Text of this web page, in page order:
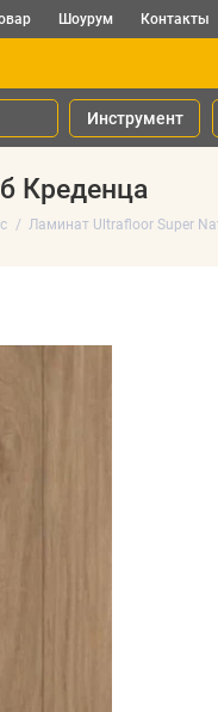
Шоурум Контакты
Инструмент
Креденца
Ламинат Ultrafloor Super